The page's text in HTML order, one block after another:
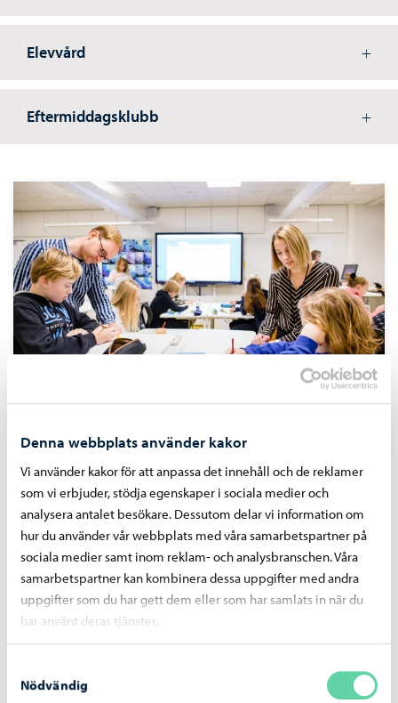
Denna webbplats använder kakor
Vi använder kakor för att anpassa det innehåll och de reklamer
som vi erbjuder, stödja egenskaper i sociala medier och
analysera antalet besökare. Dessutom delar vi information om
hur du använder vår webbplats med våra samarbetspartner på
sociala medier samt inom reklam- och analysbranschen. Våra
samarbetspartner kan kombinera dessa uppgifter med andra
uppgifter som du har gett dem eller som har samlats in när du
har använt deras tjänster.
Nödvändig
Elevvård
Eftermiddagsklubb